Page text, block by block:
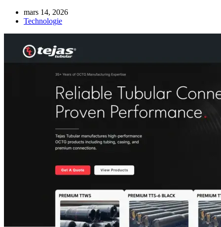
mars 14, 2026
Technologie